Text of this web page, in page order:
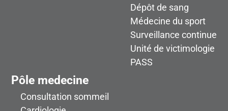
Dépôt de sang
Médecine du sport
Surveillance continue
Unité de victimologie
PASS
Pôle medecine
Consultation sommeil